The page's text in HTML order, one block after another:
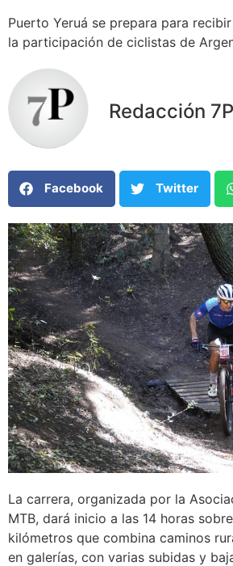
Puerto Yeruá se prepara para
la participación de ciclistas de
Redacción
Facebook Twitter
La carrera, organizada por la
MTB, dará inicio a las 14 horas
kilómetros que combina caminos
en galerías, con varias subidas y